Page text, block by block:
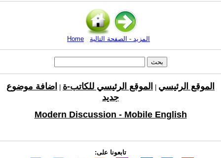
Home المزيد - الصفحة التالية
الموقع الرئيسي الموقع الرئيسي للكاتب-ة
اضافة موضوع
جديد
Modern Discussion - Mobile English
تابعونا على: